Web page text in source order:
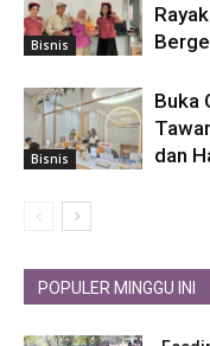
Bisnis
Bisnis
Buka
dan
POPULER MINGGU INI